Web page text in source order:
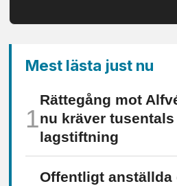
Mest lästa just nu
Rättegång mot
nu kräver tusentals
lagstiftning
Offentligt anställda